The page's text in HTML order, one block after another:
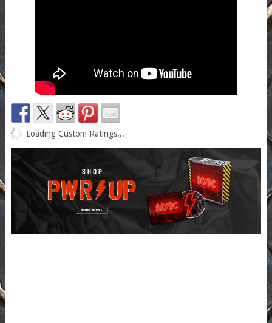
Loading Custom Ratings...